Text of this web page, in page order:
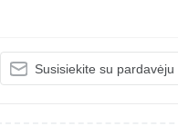
Susisiekite su pardavėju